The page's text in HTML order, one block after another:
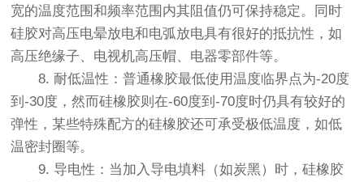
宽的温度范围和频率范围内其阻值仍可保持稳定。同时
硅胶对高压电晕放电和电弧放电具有很好的抵抗性，如
高压绝缘子、电视机高压帽、电器零部件等。
8. 耐低温性：普通橡胶最低使用温度临界点为-20度
到-30度，然而硅橡胶则在-60度到-70度时仍具有较好的
弹性，某些特殊配方的硅橡胶还可承受极低温度，如低
温密封圈等。
9. 导电性：当加入导电填料（如炭黑）时，硅橡胶